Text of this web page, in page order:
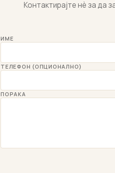
Контактирајте нѐ за да
ИМЕ
ТЕЛЕФОН (ОПЦИОНАЛНО)
ПОРАКА